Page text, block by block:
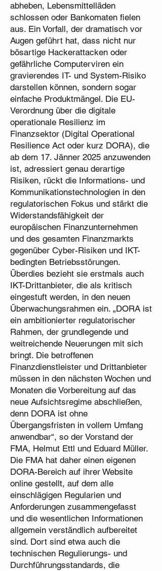
abheben, Lebensmittelläden
schlossen oder Bankomaten fielen
aus. Ein Vorfall, der dramatisch vor
Augen geführt hat, dass nicht nur
bösartige Hackerattacken oder
gefährliche Computerviren ein
gravierendes IT- und System-Risiko
darstellen können, sondern sogar
einfache Produktmängel. Die EU-
Verordnung über die digitale
operationale Resilienz im
Finanzsektor (Digital Operational
Resilience Act oder kurz DORA), die
ab dem 17. Jänner 2025 anzuwenden
ist, adressiert genau derartige
Risiken, rückt die Informations- und
Kommunikationstechnologien in den
regulatorischen Fokus und stärkt die
Widerstandsfähigkeit der
europäischen Finanzunternehmen
und des gesamten Finanzmarkts
gegenüber Cyber-Risiken und IKT-
bedingten Betriebsstörungen.
Überdies bezieht sie erstmals auch
IKT-Drittanbieter, die als kritisch
eingestuft werden, in den neuen
Überwachungsrahmen ein. „DORA ist
ein ambitionierter regulatorischer
Rahmen, der grundlegende und
weitreichende Neuerungen mit sich
bringt. Die betroffenen
Finanzdienstleister und Drittanbieter
müssen in den nächsten Wochen und
Monaten die Vorbereitung auf das
neue Aufsichtsregime abschließen,
denn DORA ist ohne
Übergangsfristen in vollem Umfang
anwendbar“, so der Vorstand der
FMA, Helmut Ettl und Eduard Müller.
Die FMA hat daher einen eigenen
DORA-Bereich auf ihrer Website
online gestellt, auf dem alle
einschlägigen Regularien und
Anforderungen zusammengefasst
und die wesentlichen Informationen
allgemein verständlich aufbereitet
sind. Dort sind etwa auch die
technischen Regulierungs- und
Durchführungsstandards, die